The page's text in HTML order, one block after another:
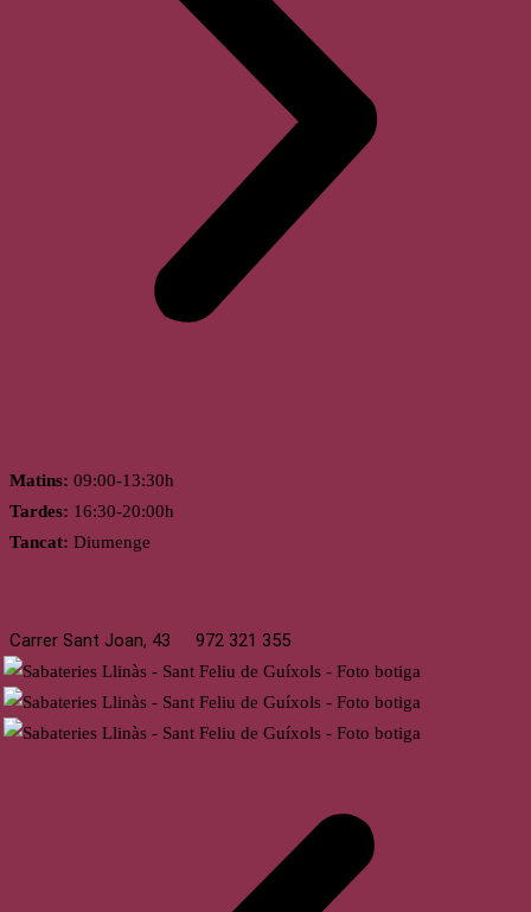
Matins: 09:00-13:30h
Tardes: 16:30-20:00h
Tancat: Diumenge
Carrer Sant Joan, 43 972 321 355